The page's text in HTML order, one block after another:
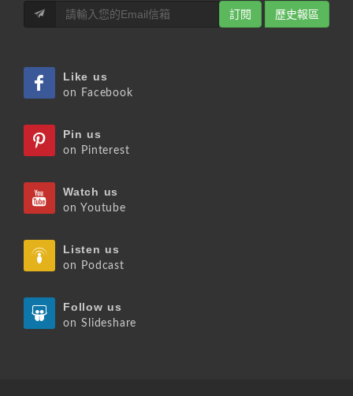
訂閱 歷史報區
Like us
on Facebook
Pin us
on Pinterest
Watch us
on Youtube
Listen us
on Podcast
Follow us
on Slideshare